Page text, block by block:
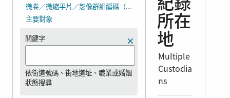
微卷／微縮平片／影像群組編碼（DGS）
主要對象
關鍵字
依街道號碼、街地道址、職業或婚姻
狀態搜尋
紀錄
所在
地
Multiple
Custodia
ns